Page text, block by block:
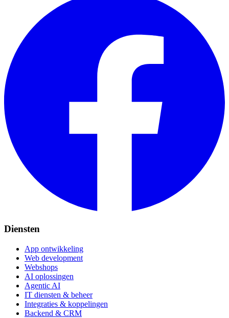
Diensten
App ontwikkeling
Web development
Webshops
AI oplossingen
Agentic AI
IT diensten & beheer
Integraties & koppelingen
Backend & CRM